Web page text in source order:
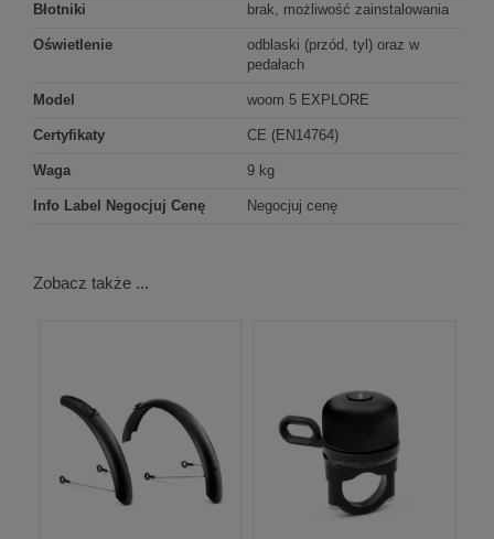
Błotniki brak, możliwość zainstalowania
Oświetlenie
odblaski (przód, tyl) oraz w
pedałach
Model woom 5 EXPLORE
Certyfikaty CE (EN14764)
Waga 9 kg
Info Label Negocjuj Cenę Negocjuj cenę
Zobacz także ...